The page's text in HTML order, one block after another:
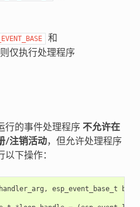
和
仅执行处理程序
行的事件处理程序 不允许在
/注销活动，但允许处理程序
以下操作：
handler_arg , esp_event_base_t base